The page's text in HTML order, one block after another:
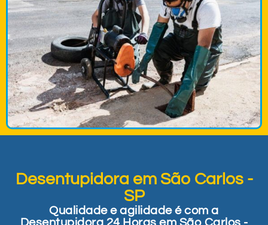
Desentupidora em São Carlos -
SP
Qualidade e agilidade é com a
Desentupidora 24 Horas em São Carlos -